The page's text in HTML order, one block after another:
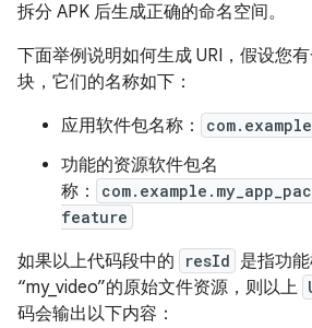
拆分 APK 后生成正确的命名空间。
下面举例说明如何生成 URI，假设您
块，它们的名称如下：
应用软件包名称：
功能的资源软件包名
称：
feature
如果以上代码段中的 resId 是指功
“my_video”的原始文件资源，则以上
码会输出以下内容：